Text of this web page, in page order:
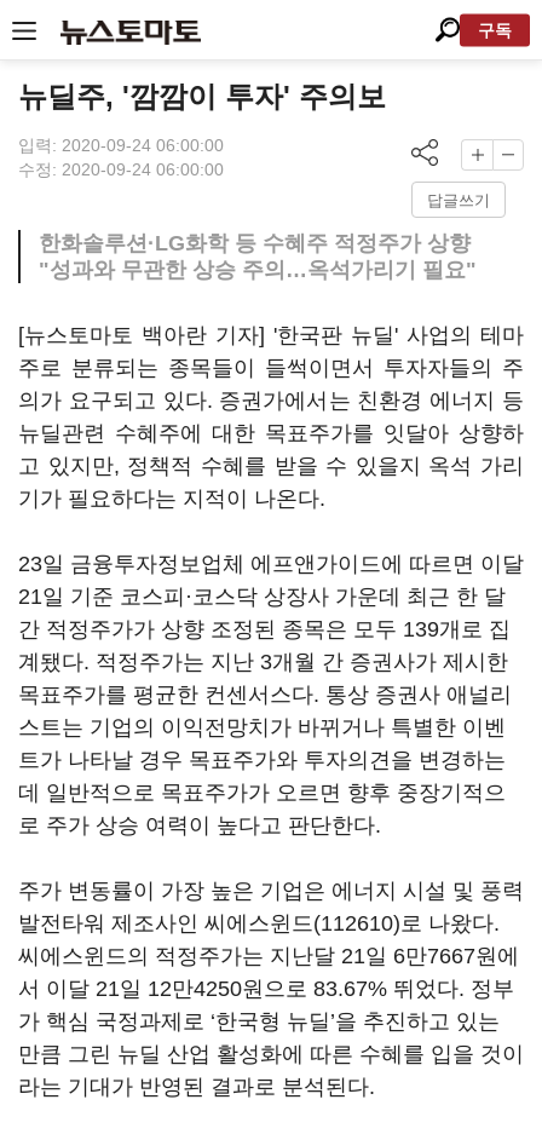
구독
뉴딜주, '깜깜이 투자' 주의보
입력: 2020-09-24 06:00:00
수정: 2020-09-24 06:00:00
답글쓰기
한화솔루션·LG화학 등 수혜주 적정주가 상향
"성과와 무관한 상승 주의…옥석가리기 필요"
[뉴스토마토 백아란 기자] '한국판 뉴딜' 사업의 테마
주로 분류되는 종목들이 들썩이면서 투자자들의 주
의가 요구되고 있다. 증권가에서는 친환경 에너지 등
뉴딜관련 수혜주에 대한 목표주가를 잇달아 상향하
고 있지만, 정책적 수혜를 받을 수 있을지 옥석 가리
기가 필요하다는 지적이 나온다.
23일 금융투자정보업체 에프앤가이드에 따르면 이달
21일 기준 코스피·코스닥 상장사 가운데 최근 한 달
간 적정주가가 상향 조정된 종목은 모두 139개로 집
계됐다. 적정주가는 지난 3개월 간 증권사가 제시한
목표주가를 평균한 컨센서스다. 통상 증권사 애널리
스트는 기업의 이익전망치가 바뀌거나 특별한 이벤
트가 나타날 경우 목표주가와 투자의견을 변경하는
데 일반적으로 목표주가가 오르면 향후 중장기적으
로 주가 상승 여력이 높다고 판단한다.
주가 변동률이 가장 높은 기업은 에너지 시설 및 풍력
발전타워 제조사인 씨에스윈드(112610)로 나왔다.
씨에스윈드의 적정주가는 지난달 21일 6만7667원에
서 이달 21일 12만4250원으로 83.67% 뛰었다. 정부
가 핵심 국정과제로 ‘한국형 뉴딜’을 추진하고 있는
만큼 그린 뉴딜 산업 활성화에 따른 수혜를 입을 것이
라는 기대가 반영된 결과로 분석된다.